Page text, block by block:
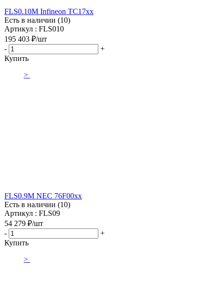
FLS0.10M Infineon TC17xx
Есть в наличии (10)
Артикул : FLS010
195 403 ₽/шт
-
+
Купить
>
FLS0.9M NEC 76F00xx
Есть в наличии (10)
Артикул : FLS09
54 279 ₽/шт
-
+
Купить
>